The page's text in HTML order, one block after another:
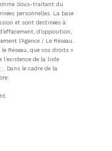
Sous-traitant du
personnelles. La base
et sont destinées à
d’opposition,
l’Agence / Le Réseau.
Réseau, que vos droits «
de la liste
. Dans le cadre de la